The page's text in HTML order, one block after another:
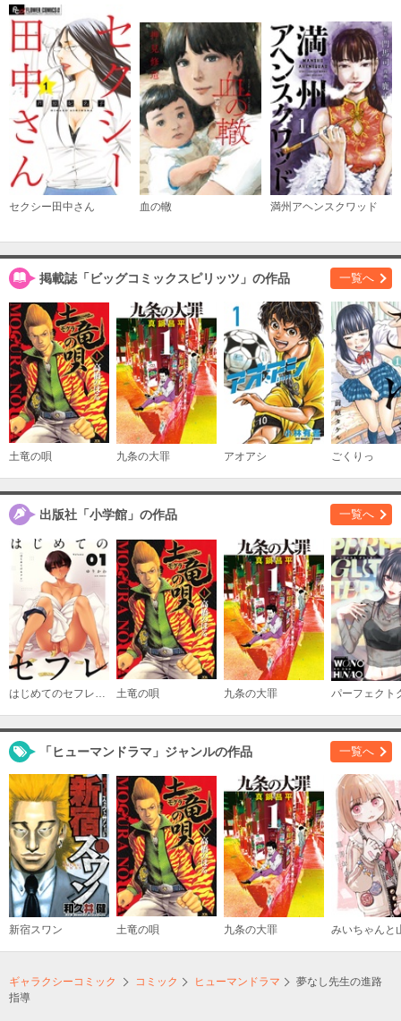
セクシー田中さん 血の轍 満州アヘンスクワッド
掲載誌「ビッグコミックスピリッツ」の作品 一覧へ
土竜の唄 九条の大罪 アオアシ ごくりっ
出版社「小学館」の作品 一覧へ
土竜の唄 九条の大罪
「ヒューマンドラマ」ジャンルの作品 一覧へ
新宿スワン 土竜の唄 九条の大罪
ギャラクシーコミック コミック ヒューマンドラマ
夢なし先生の進路
指導